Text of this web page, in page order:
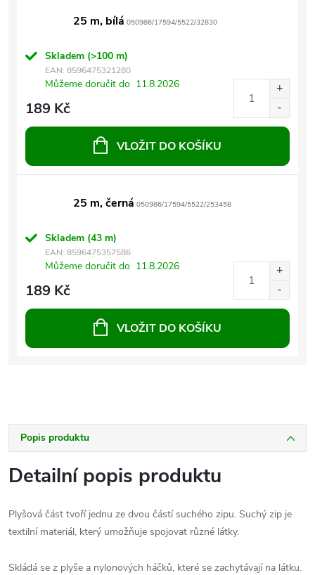
25 m, bílá 050986/17594/5522/32830
Skladem (>100 m)
EAN: 8596475321280
Můžeme doručit do 11.8.2026
189 Kč
VLOŽIT DO KOŠÍKU
25 m, černá 050986/17594/5522/253458
Skladem (43 m)
EAN: 8596475357586
Můžeme doručit do 11.8.2026
189 Kč
VLOŽIT DO KOŠÍKU
Popis produktu
Detailní popis produktu
Plyšová část tvoří jednu ze dvou částí suchého zipu. Suchý zip je
textilní materiál, který umožňuje spojovat různé látky.
Skládá se z plyše a nylonových háčků, které se zachytávají na látku.